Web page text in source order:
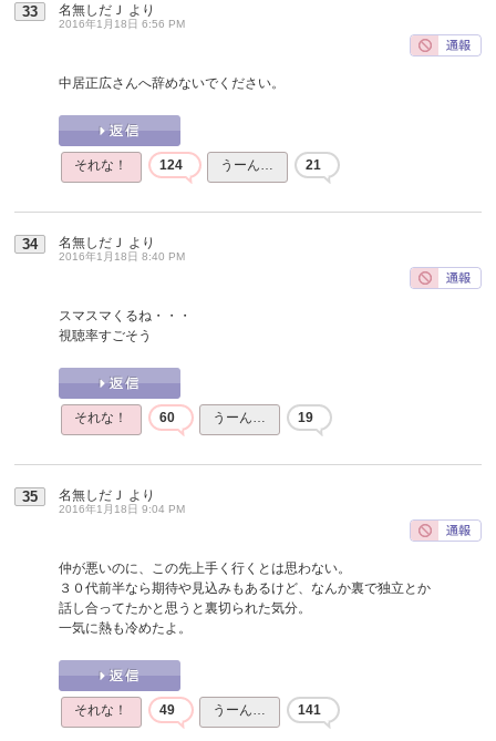
33 名無しだＪ より
2016年1月18日 6:56 PM
中居正広さんへ辞めないでください。
それな！ 124 うーん… 21
34 名無しだＪ より
2016年1月18日 8:40 PM
スマスマくるね・・・
視聴率すごそう
それな！ 60 うーん… 19
35 名無しだＪ より
2016年1月18日 9:04 PM
仲が悪いのに、この先上手く行くとは思わない。
３０代前半なら期待や見込みもあるけど、なんか裏で独立とか
話し合ってたかと思うと裏切られた気分。
一気に熱も冷めたよ。
それな！ 49 うーん… 141